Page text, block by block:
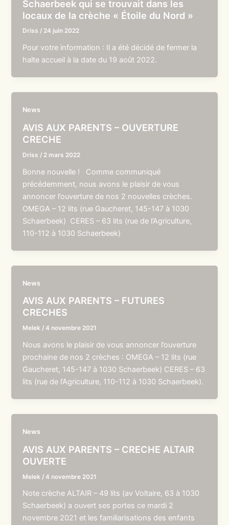
Schaerbeek qui se trouvait dans les
locaux de la crèche « Étoile du Nord »
Driss / 24 juin 2022
Pour votre information : Il a été décidé de fermer la
halte accueil à la date du 19 août 2022.
News
AVIS AUX PARENTS – OUVERTURE
CRECHE
Driss / 2 mars 2022
Bonne nouvelle ! Comme communiqué
précédemment, nous avons le plaisir de vous
annoncer l’ouverture de nos 2 nouvelles crèches.
OMEGA – 12 lits (rue Gaucheret, 145-147 à 1030
Schaerbeek) CERES – 63 lits (rue de l’Agriculture,
110-112 à 1030 Schaerbeek)
News
AVIS AUX PARENTS – FUTURES
CRECHES
Melek /4 novembre 2021
Nous avons le plaisir de vous annoncer l’ouverture
prochaine de nos 2 crèches : OMEGA – 12 lits (rue
Gaucheret, 145-147 à 1030 Schaerbeek) CERES – 63
lits (rue de l’Agriculture, 110-112 à 1030 Schaerbeek).
News
AVIS AUX PARENTS – CRECHE ALTAIR
OUVERTE
Melek /4 novembre 2021
Note crèche ALTAIR – 49 lits (av Voltaire, 63 à 1030
Schaerbeek) a ouvert ses portes ce mardi 2
novembre 2021 et les familiarisations des enfants